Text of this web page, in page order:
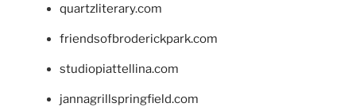
quartzliterary.com
friendsofbroderickpark.com
studiopiattellina.com
jannagrillspringfield.com